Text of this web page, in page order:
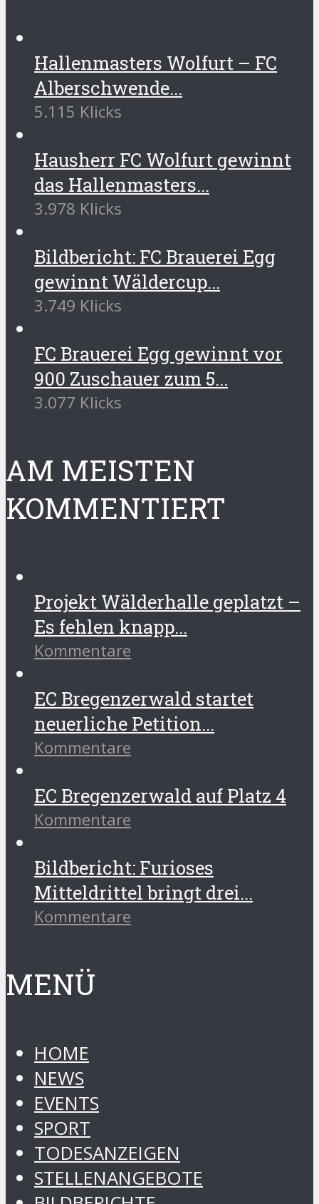
Hallenmasters Wolfurt – FC
Alberschwende...
5.115 Klicks
Hausherr FC Wolfurt gewinnt
das Hallenmasters...
3.978 Klicks
Bildbericht: FC Brauerei Egg
gewinnt Wäldercup...
3.749 Klicks
FC Brauerei Egg gewinnt vor
900 Zuschauer zum 5...
3.077 Klicks
AM MEISTEN
KOMMENTIERT
Projekt Wälderhalle geplatzt –
Es fehlen knapp...
Kommentare
EC Bregenzerwald startet
neuerliche Petition...
Kommentare
EC Bregenzerwald auf Platz 4
Kommentare
Bildbericht: Furioses
Mitteldrittel bringt drei...
Kommentare
MENÜ
HOME
NEWS
EVENTS
SPORT
TODESANZEIGEN
STELLENANGEBOTE